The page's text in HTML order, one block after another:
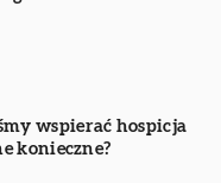
wspierać hospicja
konieczne?